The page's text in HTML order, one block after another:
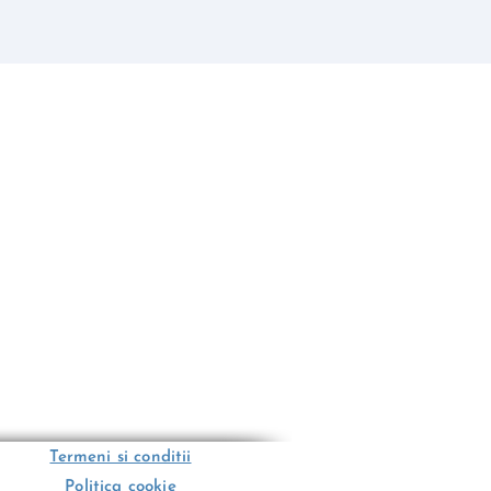
Termeni si conditii
Politica cookie